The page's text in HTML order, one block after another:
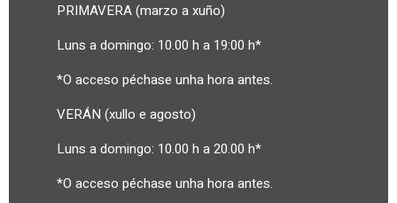
PRIMAVERA (marzo a xuño)
Luns a domingo: 10.00 h a 19:00 h*
*O acceso péchase unha hora antes.
VERÁN (xullo e agosto)
Luns a domingo: 10.00 h a 20.00 h*
*O acceso péchase unha hora antes.